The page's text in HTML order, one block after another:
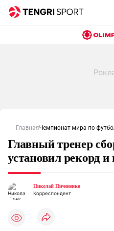
ГлавнаяЧемпионат мира по
Главный тренер
установил рекорд
Николай Пичененко
Корреспондент